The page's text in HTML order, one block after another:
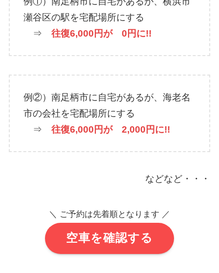
瀬谷区の駅を宅配場所にする
⇒往復6,000円が 0円に!!
例②）南足柄市に自宅があるが、海老名
市の会社を宅配場所にする
⇒往復6,000円が 2,000円に!!
などなど・・・
＼ ご予約は先着順となります ／
空車を確認する